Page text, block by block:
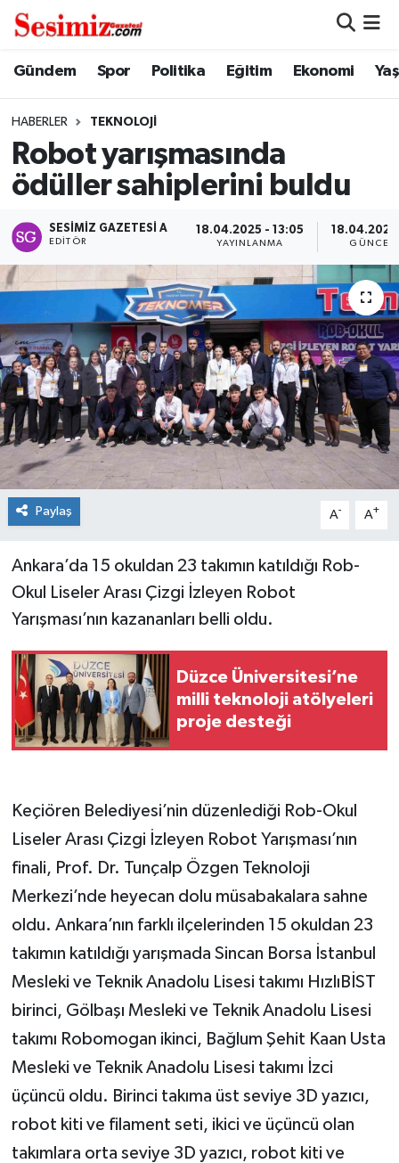
Gündem Spor Politika Eğitim Ekonomi
HABERLER TEKNOLOJI
Robot yarışmasında
ödüller sahiplerini buldu
SESIMIZ GAZETESI A
EDITÖR
18.04.2025 - 13:05
YAYINLANMA
Paylaş A- A+
Ankara’da 15 okuldan 23 takımın katıldığı Rob-
Okul Liseler Arası Çizgi İzleyen Robot
Yarışması’nın kazananları belli oldu.
Düzce Üniversitesi’ne
milli teknoloji atölyeleri
proje desteği
Keçiören Belediyesi’nin düzenlediği Rob-Okul
Liseler Arası Çizgi İzleyen Robot Yarışması’nın
finali, Prof. Dr. Tunçalp Özgen Teknoloji
Merkezi’nde heyecan dolu müsabakalara sahne
oldu. Ankara’nın farklı ilçelerinden 15 okuldan 23
takımın katıldığı yarışmada Sincan Borsa İstanbul
Mesleki ve Teknik Anadolu Lisesi takımı HızlıBİST
birinci, Gölbaşı Mesleki ve Teknik Anadolu Lisesi
takımı Robomogan ikinci, Bağlum Şehit Kaan Usta
Mesleki ve Teknik Anadolu Lisesi takımı İzci
üçüncü oldu. Birinci takıma üst seviye 3D yazıcı,
robot kiti ve filament seti, ikici ve üçüncü olan
takımlara orta seviye 3D yazıcı, robot kiti ve
Dünya
Ekonomi
Gündem
Magazin
Politika
Sağlık
Spor
Teknoloji
Tokat Haberleri
Yaşam
Nöbetçi Eczaneler
Namaz Vakitleri
Süper Lig Puan Durumu ve Fikstür
Tüm Manşetler
Son Dakika Haberleri
Haber Arşivi